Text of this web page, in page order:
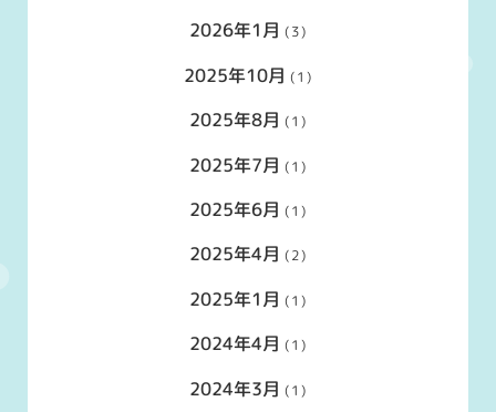
2026年1月 (3)
2025年10月 (1)
2025年8月 (1)
2025年7月 (1)
2025年6月 (1)
2025年4月 (2)
2025年1月 (1)
2024年4月 (1)
2024年3月 (1)